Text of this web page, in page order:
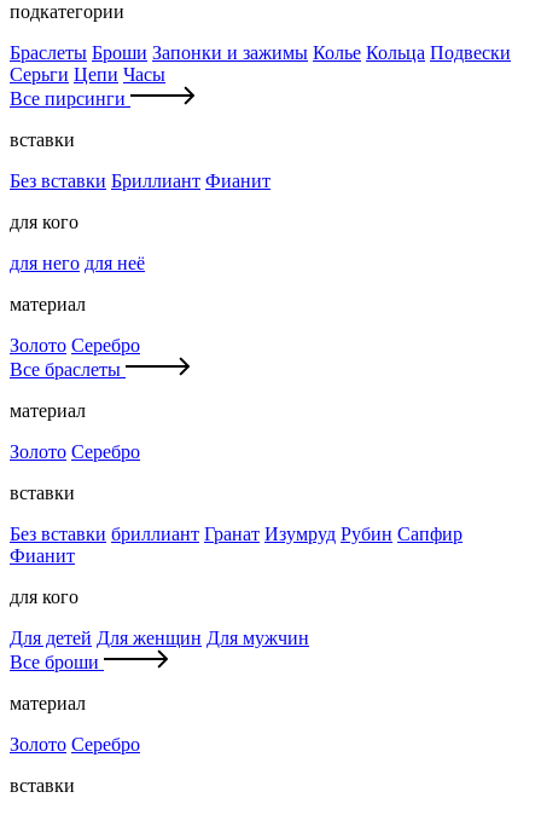
подкатегории
Браслеты Броши Запонки и зажимы Колье Кольца Подвески
Серьги Цепи Часы
Все пирсинги
вставки
Без вставки Бриллиант Фианит
для кого
для него для неё
материал
Золото Серебро
Все браслеты
материал
Золото Серебро
вставки
Без вставки бриллиант Гранат Изумруд Рубин Сапфир
Фианит
для кого
Для детей Для женщин Для мужчин
Все броши
материал
Золото Серебро
вставки